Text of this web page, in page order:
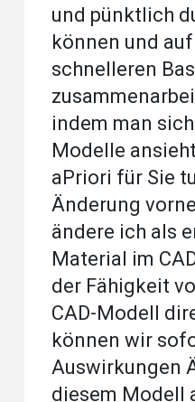
und pünktlich
können und
schnelleren
indem man
Modelle
aPriori für Sie
Änderung
ändere ich als
Material im
der Fähigkeit
CAD-Modell
können wir
Auswirkungen
diesem Modell